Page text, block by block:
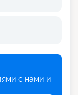
с нами и